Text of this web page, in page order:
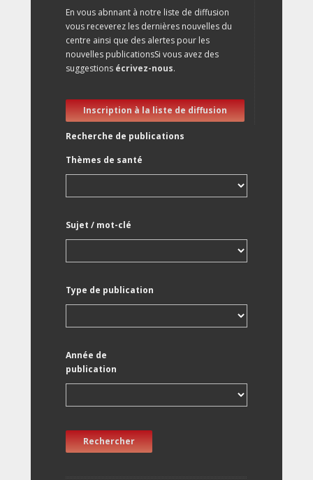
En vous abnnant à notre liste de diffusion
vous receverez les dernières nouvelles du
centre ainsi que des alertes pour les
nouvelles publicationsSi vous avez des
suggestions écrivez-nous.
Inscription à la liste de diffusion
Recherche de publications
Thèmes de santé
Sujet / mot-clé
Type de publication
Année de
publication
Rechercher